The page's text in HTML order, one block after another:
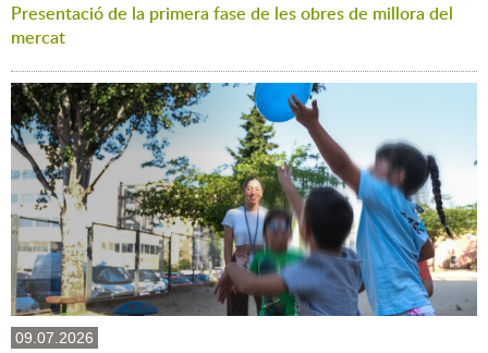
Presentació de la primera fase de les obres de millora del
mercat
09.07.2026